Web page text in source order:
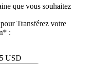
que vous souhaitez
Transférez votre
:
USD